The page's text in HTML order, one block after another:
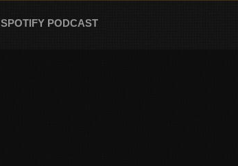
SPOTIFY PODCAST